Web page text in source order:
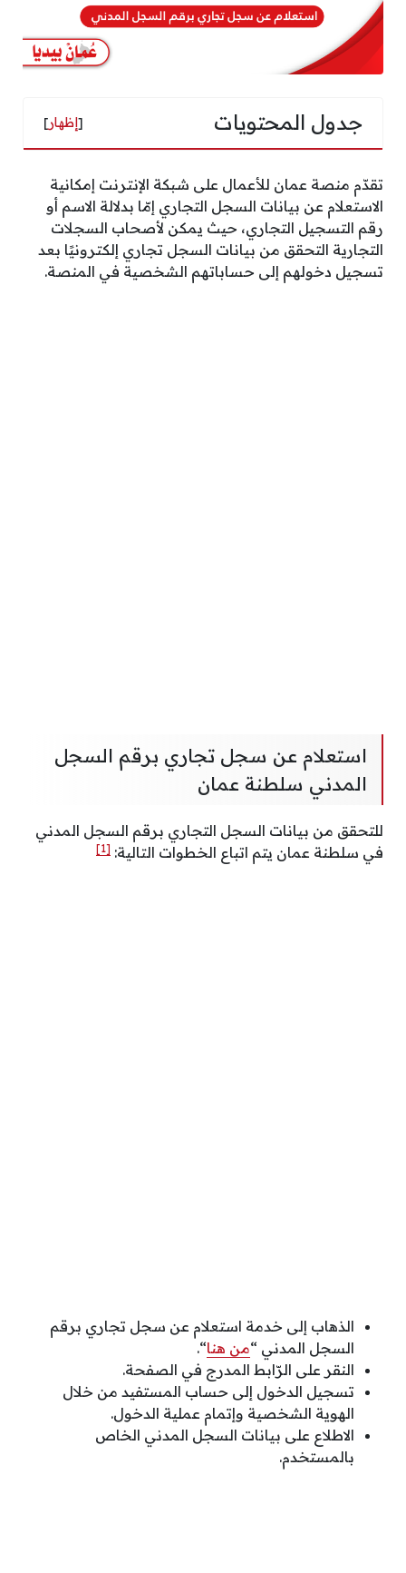
جدول المحتويات [إظهار]
تقدّم منصة عمان للأعمال على شبكة الإنترنت إمكانية
الاستعلام عن بيانات السجل التجاري إمّا بدلالة الاسم أو
رقم التسجيل التجاري، حيث يمكن لأصحاب السجلات
التجارية التحقق من بيانات السجل تجاري إلكترونيًا بعد
تسجيل دخولهم إلى حساباتهم الشخصية في المنصة.
استعلام عن سجل تجاري برقم السجل
المدني سلطنة عمان
للتحقق من بيانات السجل التجاري برقم السجل المدني
في سلطنة عمان يتم اتباع الخطوات التالية: [1]
الذهاب إلى خدمة استعلام عن سجل تجاري برقم
السجل المدني “من هنا“.
النقر على الرّابط المدرج في الصفحة.
تسجيل الدخول إلى حساب المستفيد من خلال
الهوية الشخصية وإتمام عملية الدخول.
الاطلاع على بيانات السجل المدني الخاص
بالمستخدم.